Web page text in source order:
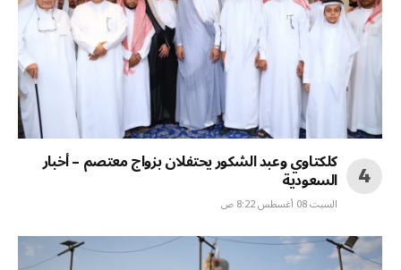
كلكتاوي وعبد الشكور يحتفلان بزواج معتصم – أخبار
السعودية
السبت 08 أغسطس 8:22 ص